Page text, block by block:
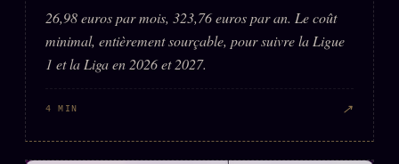
Nous écrire
Presse
26,98 euros par mois, 323,76 euros par an. Le coût
minimal, entièrement sourçable, pour suivre la Ligue
1 et la Liga en 2026 et 2027.
4 MIN ↗